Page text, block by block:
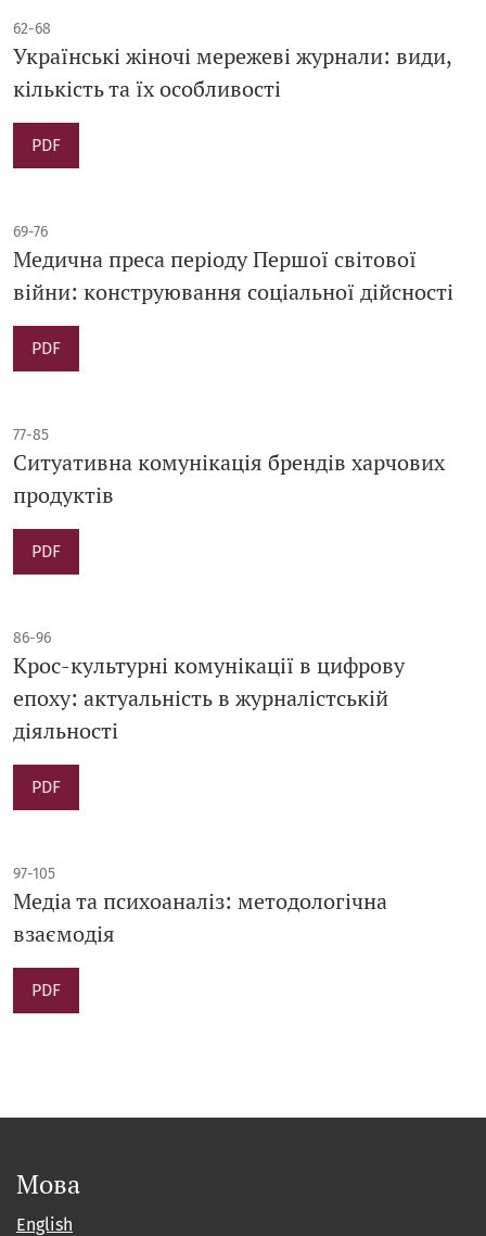
62-68
Українські жіночі мережеві журнали: види,
кількість та їх особливості
PDF
69-76
Медична преса періоду Першої світової
війни: конструювання соціальної дійсності
PDF
77-85
Ситуативна комунікація брендів харчових
продуктів
PDF
86-96
Крос-культурні комунікації в цифрову
епоху: актуальність в журналістській
діяльності
PDF
97-105
Медіа та психоаналіз: методологічна
взаємодія
PDF
Мова
English